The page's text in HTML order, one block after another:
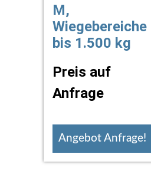
M,
Wiegebereiche
bis 1.500 kg
Preis auf
Anfrage
Angebot Anfrage!